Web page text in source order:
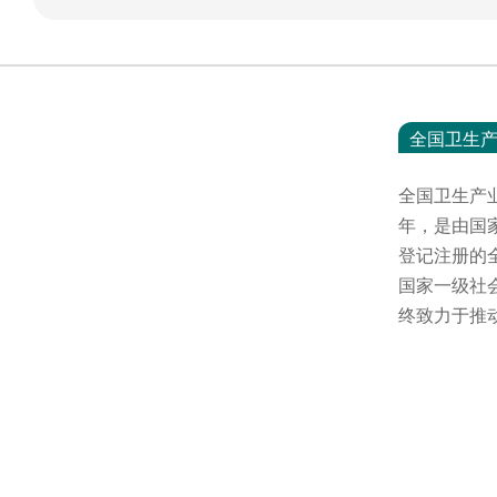
全国卫生
全国卫生产
年，是由国
登记注册的
国家一级社
终致力于推